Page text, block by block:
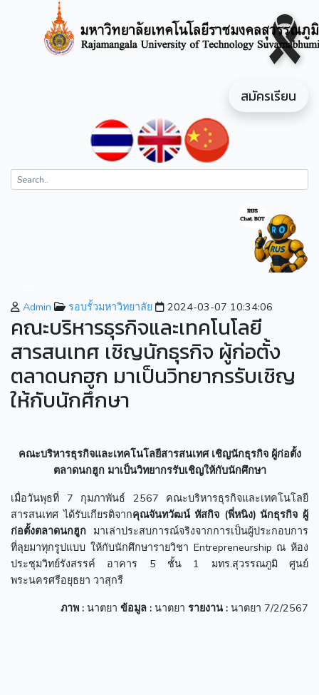
สมัครเรียน
Admin รอบรั้วมหาวิทยาลัย 2024-03-07 10:34:06
คณะบริหารธุรกิจและเทคโนโลยี
สารสนเทศ เชิญนักธุรกิจ ผู้ก่อตั้ง
ตลาดนกฮูก มาเป็นวิทยากรรับเชิญ
ให้กับนักศึกษา
คณะบริหารธุรกิจและเทคโนโลยีสารสนเทศ เชิญนักธุรกิจ ผู้ก่อตั้ง
ตลาดนกฮูก มาเป็นวิทยากรรับเชิญให้กับนักศึกษา
เมื่อวันพุธที่ 7 กุมภาพันธ์ 2567 คณะบริหารธุรกิจและเทคโนโลยี
สารสนเทศ ได้รับเกียรติจากคุณจันทวัฒน์ หัสกิจ (พี่หนิง) นักธุรกิจ ผู้
ก่อตั้งตลาดนกฮูก มาเล่าประสบการณ์จริงจากการเป็นผู้ประกอบการ
ที่ลุยมาทุกรูปแบบ ให้กับนักศึกษารายวิชา Entrepreneurship ณ ห้อง
ประชุมวิทย์รังสรรค์ อาคาร 5 ชั้น 1 มทร.สุวรรณภูมิ ศูนย์
พระนครศรีอยุธยา วาสุกรี
ภาพ : นาตยา ข้อมูล : นาตยา รายงาน : นาตยา 7/2/2567